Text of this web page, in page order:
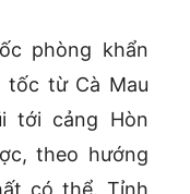
phòng khẩn
tốc từ Cà Mau
tới cảng Hòn
theo hướng
có thể. Tỉnh